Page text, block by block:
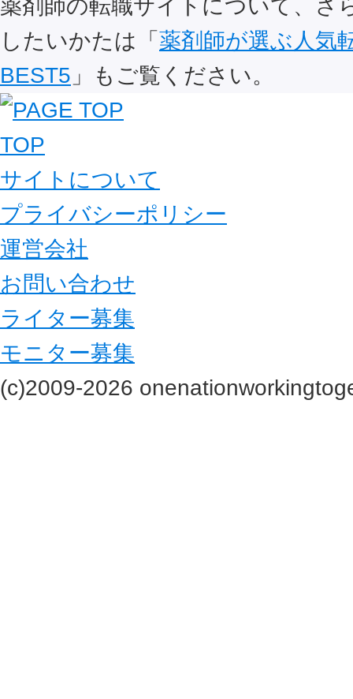
薬剤師の転職サイトについて、さ
したいかたは「 薬剤師が選ぶ人気
BEST5 」もご覧ください。
TOP
サイトについて
プライバシーポリシー
運営会社
お問い合わせ
ライター募集
モニター募集
(c)2009-2026